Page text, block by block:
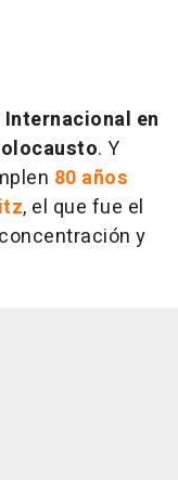
Internacional en
. Y
80 años
, el que fue el
y